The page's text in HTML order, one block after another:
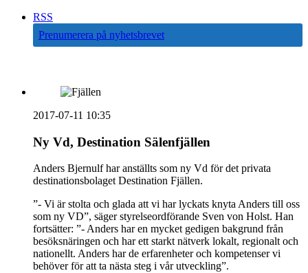
RSS
Prenumerera på nyhetsbrevet
2017-07-11 10:35
Ny Vd, Destination Sälenfjällen
Anders Bjernulf har anställts som ny Vd för det privata
destinationsbolaget Destination Fjällen.
”- Vi är stolta och glada att vi har lyckats knyta Anders till oss
som ny VD”, säger styrelseordförande Sven von Holst. Han
fortsätter: ”- Anders har en mycket gedigen bakgrund från
besöksnäringen och har ett starkt nätverk lokalt, regionalt och
nationellt. Anders har de erfarenheter och kompetenser vi
behöver för att ta nästa steg i vår utveckling”.